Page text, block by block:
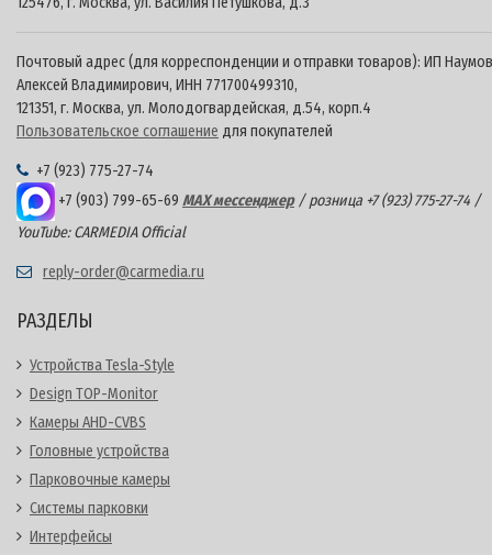
Почтовый адрес (для корреспонденции и отправки товаров): ИП Наумов
Алексей Владимирович, ИНН 771700499310,
121351, г. Москва, ул. Молодогвардейская, д.54, корп.4
Пользовательское соглашение для покупателей
+7 (923) 775-27-74
+7 (903) 799-65-69 MAX мессенджер/ розница +7 (923) 775-27-74 /
YouTube: CARMEDIA Official
reply-order@carmedia.ru
РАЗДЕЛЫ
Устройства Tesla-Style
Design TOP-Monitor
Камеры AHD-CVBS
Головные устройства
Парковочные камеры
Системы парковки
Интерфейсы